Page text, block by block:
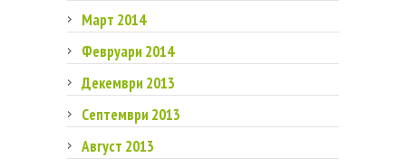
Март 2014
Февруари 2014
Декември 2013
Септември 2013
Август 2013